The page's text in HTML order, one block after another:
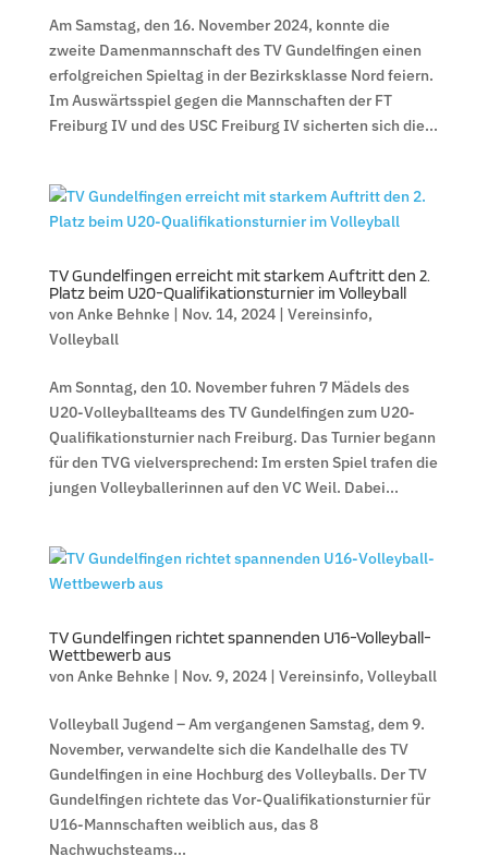
Am Samstag, den 16. November 2024, konnte die
zweite Damenmannschaft des TV Gundelfingen einen
erfolgreichen Spieltag in der Bezirksklasse Nord feiern.
Im Auswärtsspiel gegen die Mannschaften der FT
Freiburg IV und des USC Freiburg IV sicherten sich die...
TV Gundelfingen erreicht mit starkem Auftritt den 2.
Platz beim U20-Qualifikationsturnier im Volleyball
von Anke Behnke| Nov. 14, 2024| Vereinsinfo,
Volleyball
Am Sonntag, den 10. November fuhren 7 Mädels des
U20-Volleyballteams des TV Gundelfingen zum U20-
Qualifikationsturnier nach Freiburg. Das Turnier begann
für den TVG vielversprechend: Im ersten Spiel trafen die
jungen Volleyballerinnen auf den VC Weil. Dabei...
TV Gundelfingen richtet spannenden U16-Volleyball-
Wettbewerb aus
von Anke Behnke| Nov. 9, 2024| Vereinsinfo, Volleyball
Volleyball Jugend – Am vergangenen Samstag, dem 9.
November, verwandelte sich die Kandelhalle des TV
Gundelfingen in eine Hochburg des Volleyballs. Der TV
Gundelfingen richtete das Vor-Qualifikationsturnier für
U16-Mannschaften weiblich aus, das 8
Nachwuchsteams...